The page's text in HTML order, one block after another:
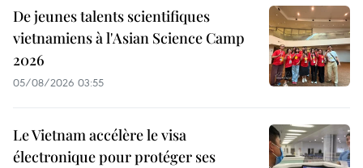
De jeunes talents scientifiques
vietnamiens à l'Asian Science Camp
2026
05/08/2026 03:55
Le Vietnam accélère le visa
électronique pour protéger ses